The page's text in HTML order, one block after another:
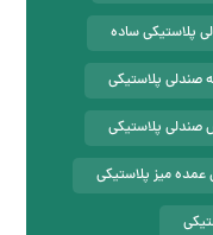
پلاستیکی ساده
صندلی پلاستیکی
صندلی پلاستیکی
میز پلاستیکی